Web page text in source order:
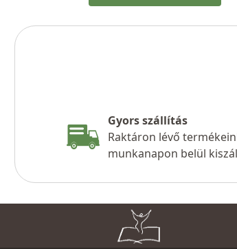
Gyors szállítás
Raktáron lévő
munkanapon belül